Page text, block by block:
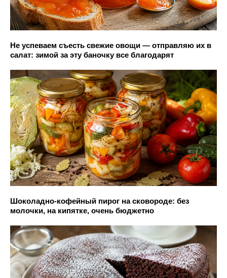
Не успеваем съесть свежие овощи — отправляю их в
салат: зимой за эту баночку все благодарят
Шоколадно-кофейный пирог на сковороде: без
молочки, на кипятке, очень бюджетно